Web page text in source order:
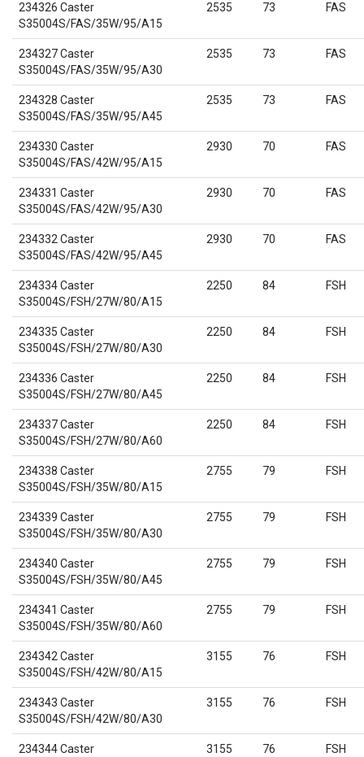
234326 Caster
S35004S/FAS/35W/95/A15
2535 73 FAS
234327 Caster
S35004S/FAS/35W/95/A30
2535 73 FAS
234328 Caster
S35004S/FAS/35W/95/A45
2535 73 FAS
234330 Caster
S35004S/FAS/42W/95/A15
2930 70 FAS
234331 Caster
S35004S/FAS/42W/95/A30
2930 70 FAS
234332 Caster
S35004S/FAS/42W/95/A45
2930 70 FAS
234334 Caster
S35004S/FSH/27W/80/A15
2250 84 FSH
234335 Caster
S35004S/FSH/27W/80/A30
2250 84 FSH
234336 Caster
S35004S/FSH/27W/80/A45
2250 84 FSH
234337 Caster
S35004S/FSH/27W/80/A60
2250 84 FSH
234338 Caster
S35004S/FSH/35W/80/A15
2755 79 FSH
234339 Caster
S35004S/FSH/35W/80/A30
2755 79 FSH
234340 Caster
S35004S/FSH/35W/80/A45
2755 79 FSH
234341 Caster
S35004S/FSH/35W/80/A60
2755 79 FSH
234342 Caster
S35004S/FSH/42W/80/A15
3155 76 FSH
234343 Caster
S35004S/FSH/42W/80/A30
3155 76 FSH
234344 Caster
3155 76 FSH